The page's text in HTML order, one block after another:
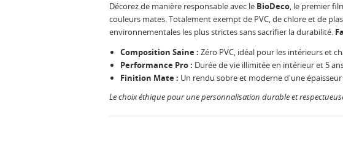
Décorez de manière responsable avec le BioDeco, le premier
couleurs mates. Totalement exempt de PVC, de chlore et de
environnementales les plus strictes sans sacrifier la durabilité.
Composition Saine : Zéro PVC, idéal pour les intérieurs et
Performance Pro : Durée de vie illimitée en intérieur et 5
Finition Mate : Un rendu sobre et moderne d'une
Le choix éthique pour une personnalisation durable et